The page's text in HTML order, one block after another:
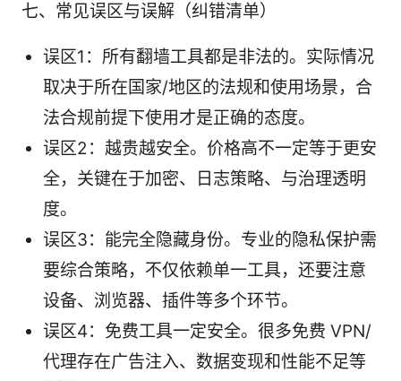
七、常见误区与误解（纠错清单）
误区1：所有翻墙工具都是非法的。实际情况
取决于所在国家/地区的法规和使用场景，合
法合规前提下使用才是正确的态度。
误区2：越贵越安全。价格高不一定等于更安
全，关键在于加密、日志策略、与治理透明
度。
误区3：能完全隐藏身份。专业的隐私保护需
要综合策略，不仅依赖单一工具，还要注意
设备、浏览器、插件等多个环节。
误区4：免费工具一定安全。很多免费 VPN/
代理存在广告注入、数据变现和性能不足等